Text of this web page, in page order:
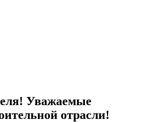
Уважаемые
отрасли!